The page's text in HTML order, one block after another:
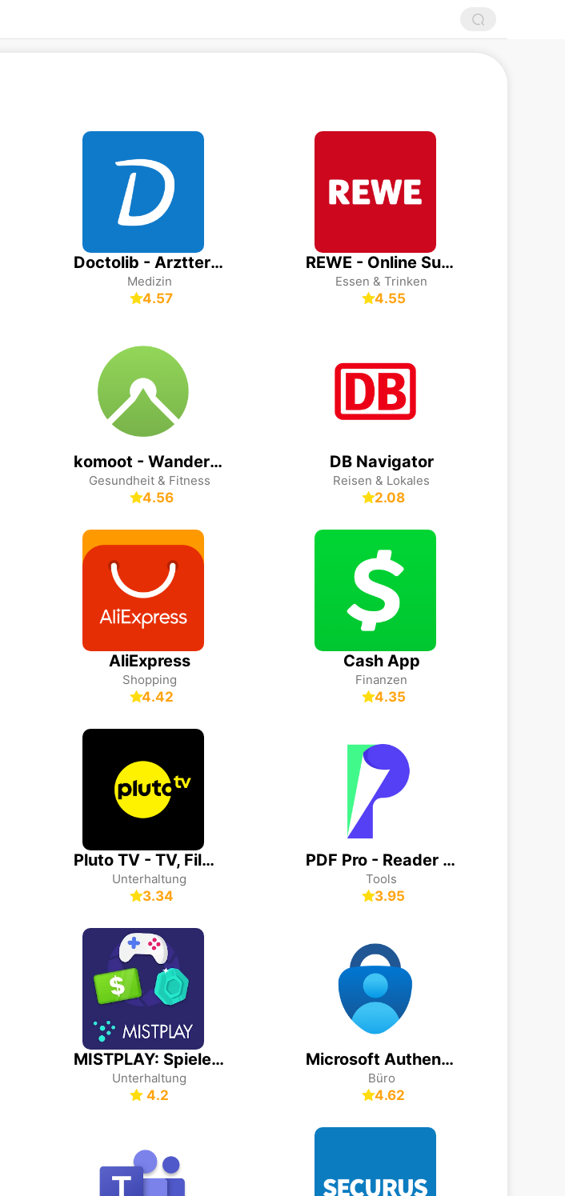
Doctolib - Arzttermine buchen
Medizin
4.57
REWE - Online Supermarkt
Essen & Trinken
4.55
komoot - Wandern und Radfahren
Gesundheit & Fitness
4.56
DB Navigator
Reisen & Lokales
2.08
AliExpress
Shopping
4.42
Cash App
Finanzen
4.35
Pluto TV - TV, Filme & Serien
Unterhaltung
3.34
PDF Pro - Reader & Maker
Tools
3.95
MISTPLAY: Spiele für Belohnung
Unterhaltung
4.2
Microsoft Authenticator
Büro
4.62